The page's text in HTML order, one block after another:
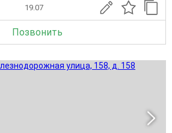
19.07
Позвонить